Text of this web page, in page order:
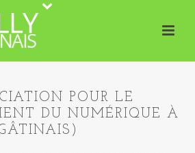
POUR LE
DU NUMÉRIQUE À